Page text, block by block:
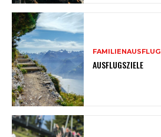
FAMILIENAUSFLUG
AUSFLUGSZIELE